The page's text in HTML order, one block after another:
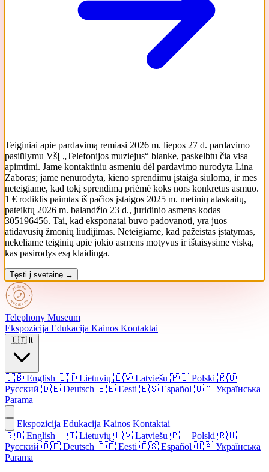
Teiginiai apie pardavimą remiasi 2026 m. liepos 27 d. pardavimo
pasiūlymu VšĮ „Telefonijos muziejus“ blanke, paskelbtu čia visa
apimtimi. Jame kontaktiniu asmeniu dėl pardavimo nurodyta Lina
Zaboras; jame nenurodyta, kieno sprendimu įstaiga siūloma, ir mes
neteigiame, kad tokį sprendimą priėmė koks nors konkretus asmuo.
1 € rodiklis paimtas iš pačios įstaigos 2025 m. metinių ataskaitų,
pateiktų 2026 m. balandžio 23 d., juridinio asmens kodas
305196456. Tai, kad eksponatai buvo padovanoti, yra juos
atidavusių žmonių liudijimas. Neteigiame, kad pažeistas įstatymas,
nekeliame teiginių apie jokio asmens motyvus ir ištaisysime viską,
kas pasirodys esą klaidinga.
Tęsti į svetainę →
Telephony Museum
Ekspozicija Edukacija Kainos Kontaktai
🇱🇹 lt
🇬🇧 English 🇱🇹 Lietuvių 🇱🇻 Latviešu 🇵🇱 Polski 🇷🇺
Русский 🇩🇪 Deutsch 🇪🇪 Eesti 🇪🇸 Español 🇺🇦 Українська
Parama
Ekspozicija Edukacija Kainos Kontaktai
🇬🇧 English 🇱🇹 Lietuvių 🇱🇻 Latviešu 🇵🇱 Polski 🇷🇺
Русский 🇩🇪 Deutsch 🇪🇪 Eesti 🇪🇸 Español 🇺🇦 Українська
Parama